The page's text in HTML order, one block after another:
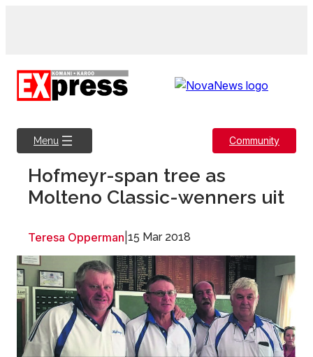
Menu Community
Hofmeyr-span tree as
Molteno Classic-wenners uit
Teresa Opperman 15 Mar 2018